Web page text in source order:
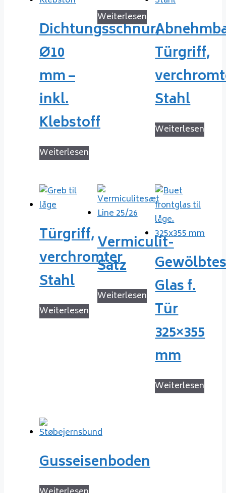
Dichtungsschnur,
Ø10
mm –
inkl.
Klebstoff
Weiterlesen
Weiterlesen
Türgriff,
Stahl
Weiterlesen
Türgriff,
verchromter
Stahl
Weiterlesen
Vermiculit-
Satz
Weiterlesen
Glas f.
Tür
325×355
mm
Weiterlesen
Gusseisenboden